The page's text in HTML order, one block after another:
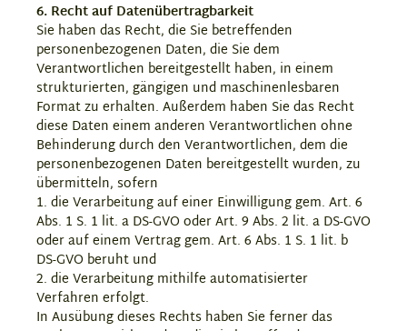
6. Recht auf Datenübertragbarkeit
Sie haben das Recht, die Sie betreffenden
personenbezogenen Daten, die Sie dem
Verantwortlichen bereitgestellt haben, in einem
strukturierten, gängigen und maschinenlesbaren
Format zu erhalten. Außerdem haben Sie das Recht
diese Daten einem anderen Verantwortlichen ohne
Behinderung durch den Verantwortlichen, dem die
personenbezogenen Daten bereitgestellt wurden, zu
übermitteln, sofern
1. die Verarbeitung auf einer Einwilligung gem. Art. 6
Abs. 1 S. 1 lit. a DS-GVO oder Art. 9 Abs. 2 lit. a DS-GVO
oder auf einem Vertrag gem. Art. 6 Abs. 1 S. 1 lit. b
DS-GVO beruht und
2. die Verarbeitung mithilfe automatisierter
Verfahren erfolgt.
In Ausübung dieses Rechts haben Sie ferner das